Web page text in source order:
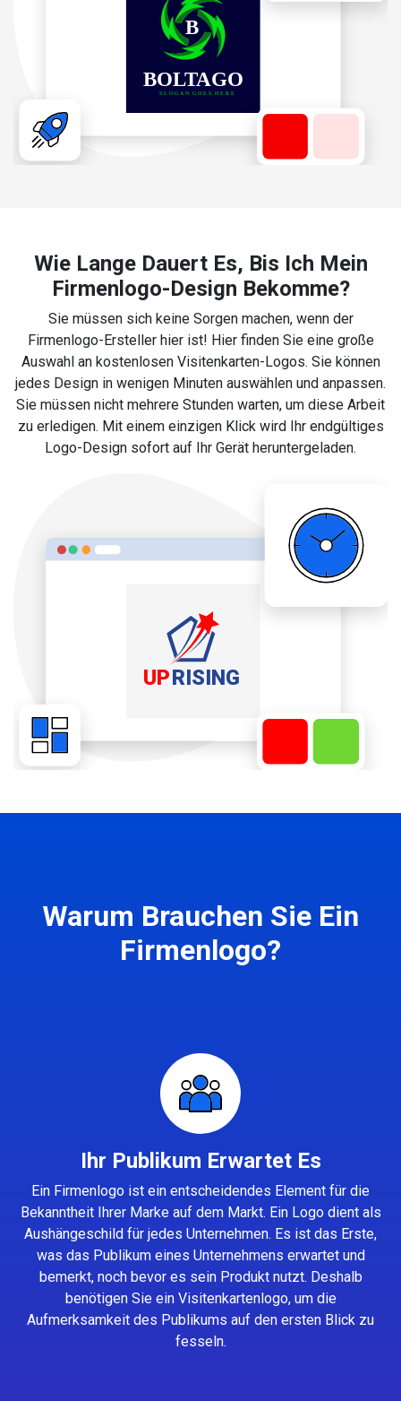
Wie Lange Dauert Es, Bis Ich Mein
Firmenlogo-Design Bekomme?
Sie müssen sich keine Sorgen machen, wenn der
Firmenlogo-Ersteller hier ist! Hier finden Sie eine große
Auswahl an kostenlosen Visitenkarten-Logos. Sie können
jedes Design in wenigen Minuten auswählen und anpassen.
Sie müssen nicht mehrere Stunden warten, um diese Arbeit
zu erledigen. Mit einem einzigen Klick wird Ihr endgültiges
Logo-Design sofort auf Ihr Gerät heruntergeladen.
Warum Brauchen Sie Ein
Firmenlogo?
Ihr Publikum Erwartet Es
Ein Firmenlogo ist ein entscheidendes Element für die
Bekanntheit Ihrer Marke auf dem Markt. Ein Logo dient als
Aushängeschild für jedes Unternehmen. Es ist das Erste,
was das Publikum eines Unternehmens erwartet und
bemerkt, noch bevor es sein Produkt nutzt. Deshalb
benötigen Sie ein Visitenkartenlogo, um die
Aufmerksamkeit des Publikums auf den ersten Blick zu
fesseln.